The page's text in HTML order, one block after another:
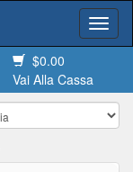
$0.00
Vai Alla Cassa